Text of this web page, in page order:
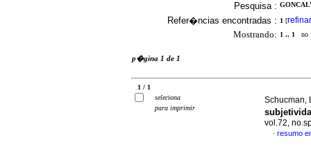
Pesquisa :
Refer�ncias encontradas : 1 [refinar
Mostrando: 1 .. 1 no
p�gina 1 de 1
1 / 1
seleciona
para imprimir
Schucman,
vol.72,
· resumo